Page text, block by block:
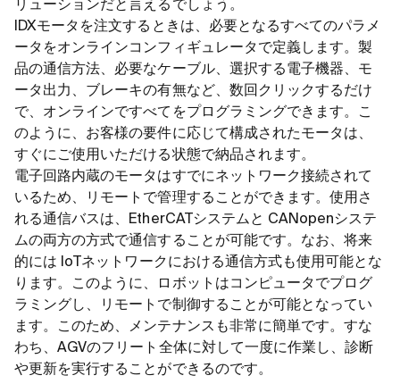
リューションだと言えるでしょう。
IDXモータを注文するときは、必要となるすべてのパラメ
ータをオンラインコンフィギュレータで定義します。製
品の通信方法、必要なケーブル、選択する電子機器、モ
ータ出力、ブレーキの有無など、数回クリックするだけ
で、オンラインですべてをプログラミングできます。こ
のように、お客様の要件に応じて構成されたモータは、
すぐにご使用いただける状態で納品されます。
電子回路内蔵のモータはすでにネットワーク接続されて
いるため、リモートで管理することができます。使用さ
れる通信バスは、EtherCATシステムと CANopenシステ
ムの両方の方式で通信することが可能です。なお、将来
的には IoTネットワークにおける通信方式も使用可能とな
ります。このように、ロボットはコンピュータでプログ
ラミングし、リモートで制御することが可能となってい
ます。このため、メンテナンスも非常に簡単です。すな
わち、AGVのフリート全体に対して一度に作業し、診断
や更新を実行することができるのです。